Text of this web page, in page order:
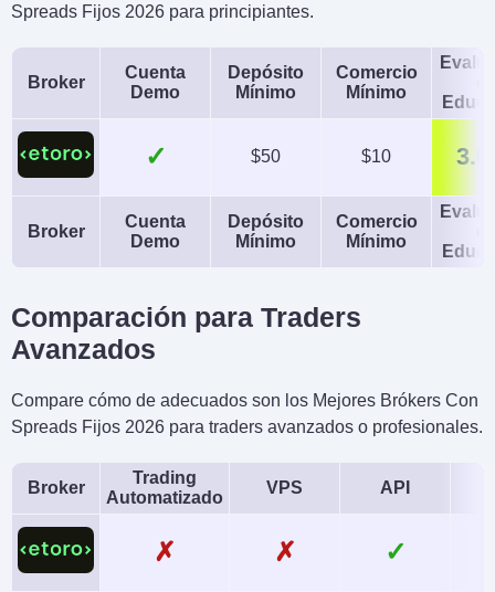
Spreads Fijos 2026 para principiantes.
Broker
Cuenta
Demo
Depósito
Mínimo
Comercio
Mínimo
✓ $50 $10 3.0
Broker
Cuenta
Demo
Depósito
Mínimo
Comercio
Mínimo
Comparación para Traders
Avanzados
Compare cómo de adecuados son los Mejores Brókers Con
Spreads Fijos 2026 para traders avanzados o profesionales.
Broker
Trading
Automatizado
VPS API
✗ ✗ ✓